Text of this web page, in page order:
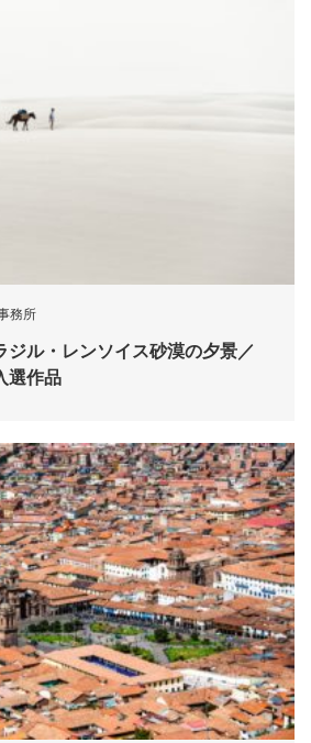
務所
ジル・レンソイス砂漠の夕景／
選作品